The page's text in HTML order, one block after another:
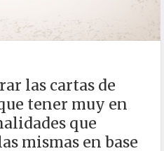
las cartas de
tener muy en
que
mismas en base